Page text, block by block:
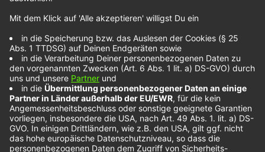
sammeln. Bitte lesen Sie die Details durch und
stimmen Sie der Nutzung des Service zu, um
Mehr Informationen
Akzeptieren
powered byUsercentrics Consent Management
Platform